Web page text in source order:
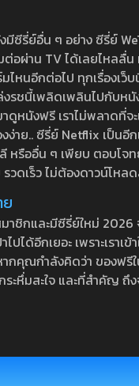
ซีรี่ย์อื่น ๆ อย่าง ซีรี่ย์
อผ่าน TV ได้เลยไหลลื่
หนอีกต่อไป ทุกเรื่องเว็
รชนี้เพลิดเพลินไปกับห
หนังฟรี เราไม่พลาดที่
ง่าย.. ซีรี่ย์ Netflix เป็น
รืออื่น ๆ เพียบ ตอบโจท
วดเร็ว ไม่ต้องดาวน์โห
าชิกและมีซีรี่ย์ใหม่
ไปได้อีกเยอะ เพราะเร
กคุณกำลังคิดว่า ของฟ
ระหึ่มสะใจ และที่สำคัญ